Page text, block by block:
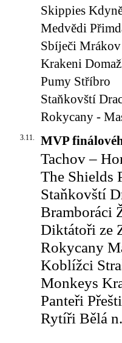
Skippies
Medvědi
Sbíječi Mrákov
Krakeni
Pumy Stříbro
Staňkovští
Rokycany -
3.11. MVP
Tachov –
The Shields
Staňkovští
Bramboráci
Diktátoři ze
Rokycany
Koblížci
Monkeys
Panteři
Rytíři Bělá